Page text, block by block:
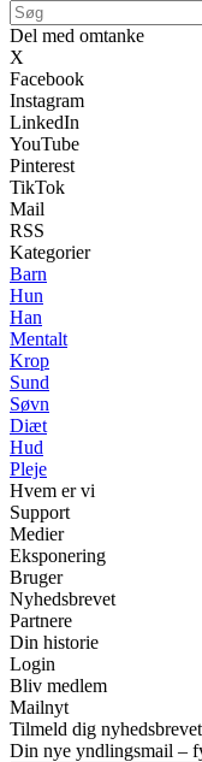
Del med omtanke
X
Facebook
Instagram
LinkedIn
YouTube
Pinterest
TikTok
Mail
RSS
Kategorier
Barn
Hun
Han
Mentalt
Krop
Sund
Søvn
Diæt
Hud
Pleje
Hvem er vi
Support
Medier
Eksponering
Bruger
Nyhedsbrevet
Partnere
Din historie
Login
Bliv medlem
Mailnyt
Tilmeld dig nyhedsbrevet
Din nye yndlingsmail –